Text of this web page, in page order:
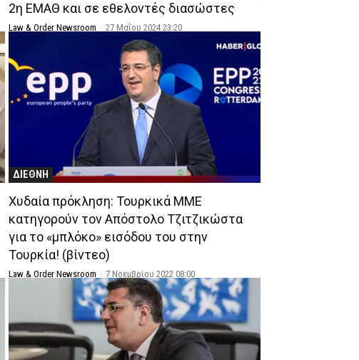
2η ΕΜΑΘ και σε εθελοντές διασώστες
Law & Order Newsroom - 27 Μαΐου 2024 23:20
ΔΙΕΘΝΗ
Χυδαία πρόκληση: Τουρκικά ΜΜΕ
κατηγορούν τον Απόστολο Τζιτζικώστα
για το «μπλόκο» εισόδου του στην
Τουρκία! (βίντεο)
Law & Order Newsroom - 7 Νοεμβρίου 2022 08:00